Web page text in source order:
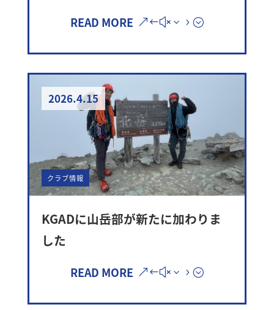
READ MORE
2026.4.15
クラブ情報
KGADに山岳部が新たに加わりま
した
READ MORE